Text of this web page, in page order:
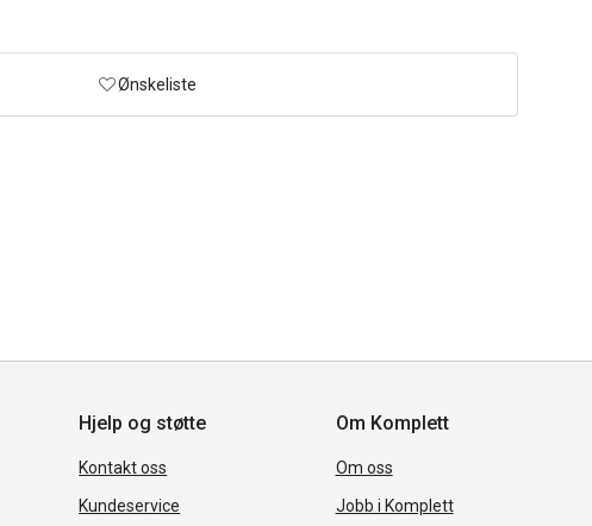
Ønskeliste
Hjelp og støtte
Kontakt oss
Kundeservice
Om Komplett
Om oss
Jobb i Komplett